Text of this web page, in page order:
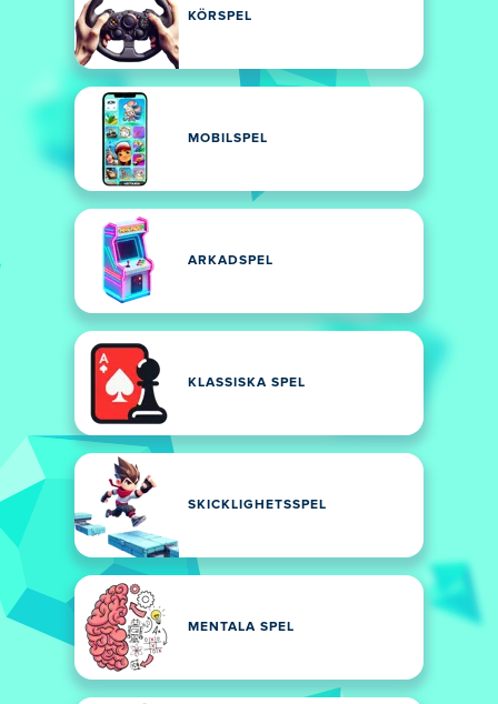
KÖRSPEL
MOBILSPEL
ARKADSPEL
KLASSISKA SPEL
SKICKLIGHETSSPEL
MENTALA SPEL